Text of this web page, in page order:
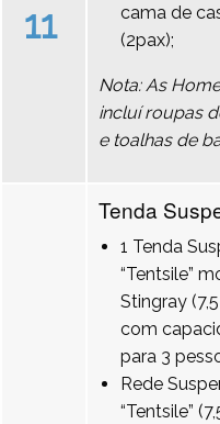
11
cama de
(2pax);
Nota: As
incluí roupas
e toalhas de
Tenda
1 Tenda
“Tentsile”
Stingray
com
para 3
Rede
“Tentsile”